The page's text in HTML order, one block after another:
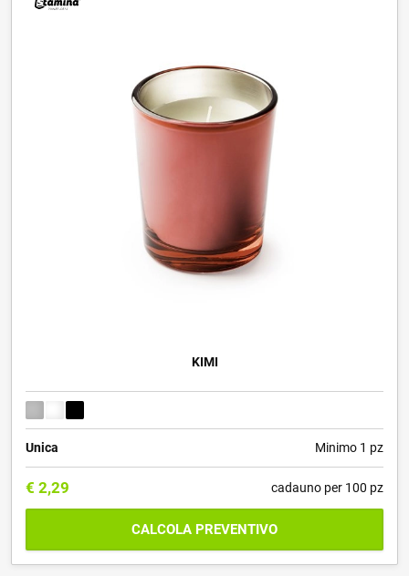
KIMI
Unica Minimo 1 pz
€ 2,29 cadauno per 100 pz
CALCOLA PREVENTIVO